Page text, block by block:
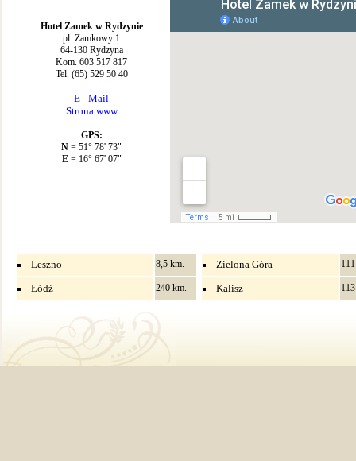
Hotel Zamek w Rydzynie
pl. Zamkowy 1
64-130 Rydzyna
Kom. 603 517 817
Tel. (65) 529 50 40
E - Mail
Strona www
GPS:
N = 51° 78' 73"
E= 16° 67' 07"
Leszno 8,5 km.
Łódź 240 km.
Zielona Góra
Kalisz